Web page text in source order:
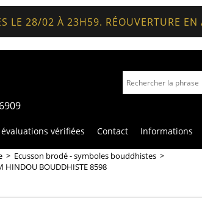
LE 28/02 À 23H59. RÉOUVERTURE
vérifiées Contact Informations
> Ecusson brodé - symboles bouddhistes >
HINDOU BOUDDHISTE 8598